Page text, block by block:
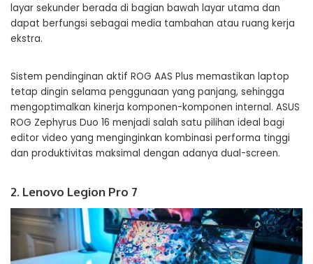
layar sekunder berada di bagian bawah layar utama dan
dapat berfungsi sebagai media tambahan atau ruang kerja
ekstra.
Sistem pendinginan aktif ROG AAS Plus memastikan laptop
tetap dingin selama penggunaan yang panjang, sehingga
mengoptimalkan kinerja komponen-komponen internal. ASUS
ROG Zephyrus Duo 16 menjadi salah satu pilihan ideal bagi
editor video yang menginginkan kombinasi performa tinggi
dan produktivitas maksimal dengan adanya dual-screen.
2. Lenovo Legion Pro 7